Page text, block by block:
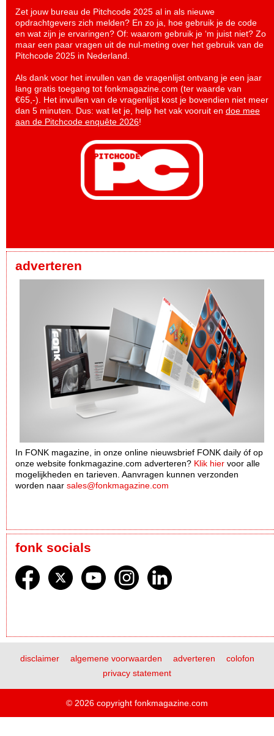
Zet jouw bureau de Pitchcode 2025 al in als nieuwe
opdrachtgevers zich melden? En zo ja, hoe gebruik je de code
en wat zijn je ervaringen? Of: waarom gebruik je ‘m juist niet? Zo
maar een paar vragen uit de nul-meting over het gebruik van de
Pitchcode 2025 in Nederland.
Als dank voor het invullen van de vragenlijst ontvang je een jaar
lang gratis toegang tot fonkmagazine.com (ter waarde van
€65,-). Het invullen van de vragenlijst kost je bovendien niet meer
dan 5 minuten. Dus: wat let je, help het vak vooruit en doe mee
aan de Pitchcode enquête 2026!
adverteren
In FONK magazine, in onze online nieuwsbrief FONK daily óf op
onze website fonkmagazine.com adverteren? Klik hier voor alle
mogelijkheden en tarieven. Aanvragen kunnen verzonden
worden naar sales@fonkmagazine.com
fonk socials
disclaimer algemene voorwaarden adverteren
colofon
privacy statement
© 2026 copyright fonkmagazine.com